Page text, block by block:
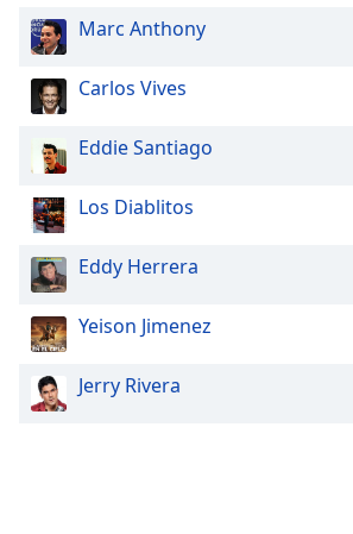
Marc Anthony
Carlos Vives
Eddie Santiago
Los Diablitos
Eddy Herrera
Yeison Jimenez
Jerry Rivera